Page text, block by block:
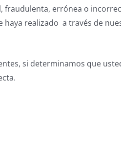
fraudulenta, errónea o
haya realizado a través de
si determinamos que